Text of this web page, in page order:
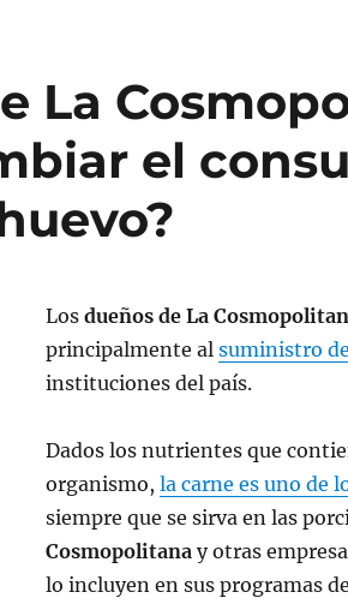
La
el
Los dueños de La
principalmente al suministro
instituciones del país.
Dados los nutrientes que
organismo, la carne es uno de
siempre que se sirva en las
Cosmopolitana y otras
lo incluyen en sus programas